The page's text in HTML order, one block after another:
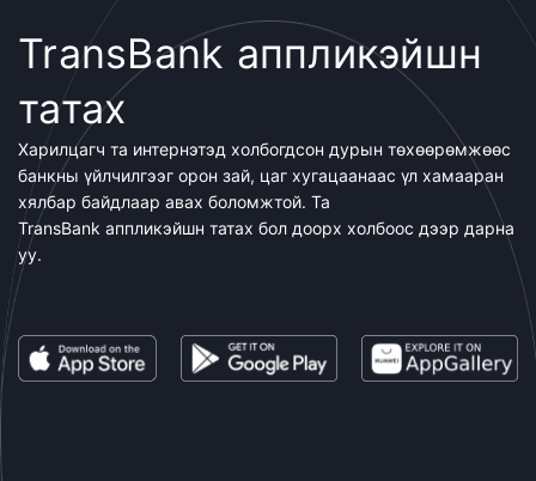
TransBank аппликэйшн
татах
Харилцагч та интернэтэд холбогдсон дурын төхөөрөмжөөс
банкны үйлчилгээг орон зай, цаг хугацаанаас үл хамааран
хялбар байдлаар авах боломжтой. Та
TransBank аппликэйшн татах бол доорх холбоос дээр дарна
уу.